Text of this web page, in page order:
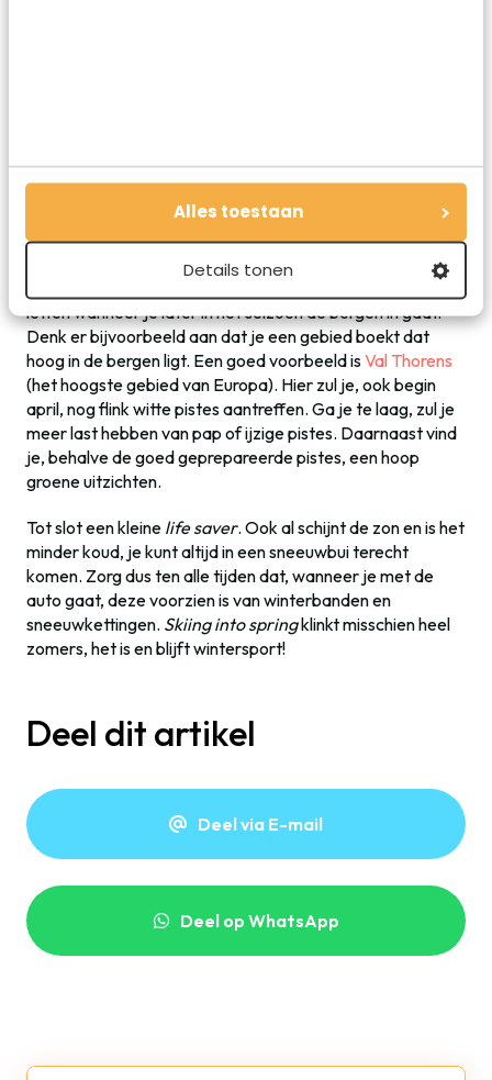
Alles toestaan
Details tonen
Ideaal seizoen om te leren skiën. Dan kun je voortaan
ook van deze uitzichten genieten!
Natuurlijk zijn er ook een aantal dingen waar je op moet
letten wanneer je later in het seizoen de bergen in gaat.
Denk er bijvoorbeeld aan dat je een gebied boekt dat
hoog in de bergen ligt. Een goed voorbeeld isVal Thorens
(het hoogste gebied van Europa). Hier zul je, ook begin
april, nog flink witte pistes aantreffen. Ga je te laag, zul je
meer last hebben van pap of ijzige pistes. Daarnaast vind
je, behalve de goed geprepareerde pistes, een hoop
groene uitzichten.
Tot slot een kleine life saver. Ook al schijnt de zon en is het
minder koud, je kunt altijd in een sneeuwbui terecht
komen. Zorg dus ten alle tijden dat, wanneer je met de
auto gaat, deze voorzien is van winterbanden en
sneeuwkettingen. Skiing into springklinkt misschien heel
zomers, het is en blijft wintersport!
Deel dit artikel
Deel via E-mail
Deel op WhatsApp